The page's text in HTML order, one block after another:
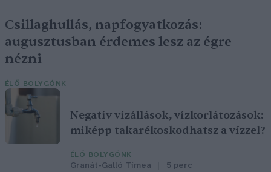
Csillaghullás, napfogyatkozás:
augusztusban érdemes lesz az égre
nézni
ÉLŐ BOLYGÓNK
Negatív vízállások, vízkorlátozások:
miképp takarékoskodhatsz a vízzel?
ÉLŐ BOLYGÓNK
Granát-Galló Tímea 5 perc